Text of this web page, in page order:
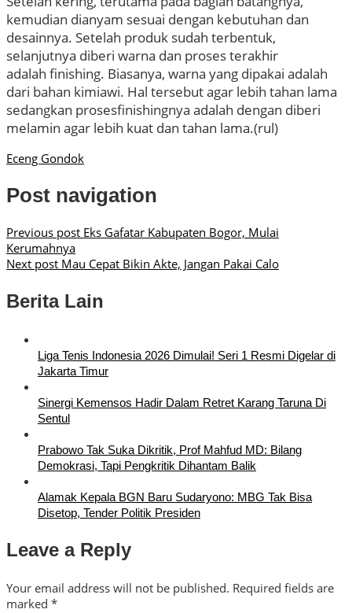
kemudian dianyam sesuai dengan kebutuhan dan
desainnya. Setelah produk sudah terbentuk,
selanjutnya diberi warna dan proses terakhir
adalah finishing. Biasanya, warna yang dipakai adalah
dari bahan kimiawi. Hal tersebut agar lebih tahan lama
sedangkan prosesfinishingnya adalah dengan diberi
melamin agar lebih kuat dan tahan lama.(rul)
Eceng Gondok
Post navigation
Previous post Eks Gafatar Kabupaten Bogor, Mulai
Kerumahnya
Next post Mau Cepat Bikin Akte, Jangan Pakai Calo
Berita Lain
Liga Tenis Indonesia 2026 Dimulai! Seri 1 Resmi Digelar di
Jakarta Timur
Sinergi Kemensos Hadir Dalam Retret Karang Taruna Di
Sentul
Prabowo Tak Suka Dikritik, Prof Mahfud MD: Bilang
Demokrasi, Tapi Pengkritik Dihantam Balik
Alamak Kepala BGN Baru Sudaryono: MBG Tak Bisa
Disetop, Tender Politik Presiden
Leave a Reply
Your email address will not be published. Required fields are
marked *